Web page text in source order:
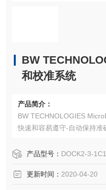
BW
和校准系统
产品简介：
BW TECHNOLOGIES
快速和容易遵守-自动保持准
产品型号： DOCK2-3-
更新时间： 2020-04-20